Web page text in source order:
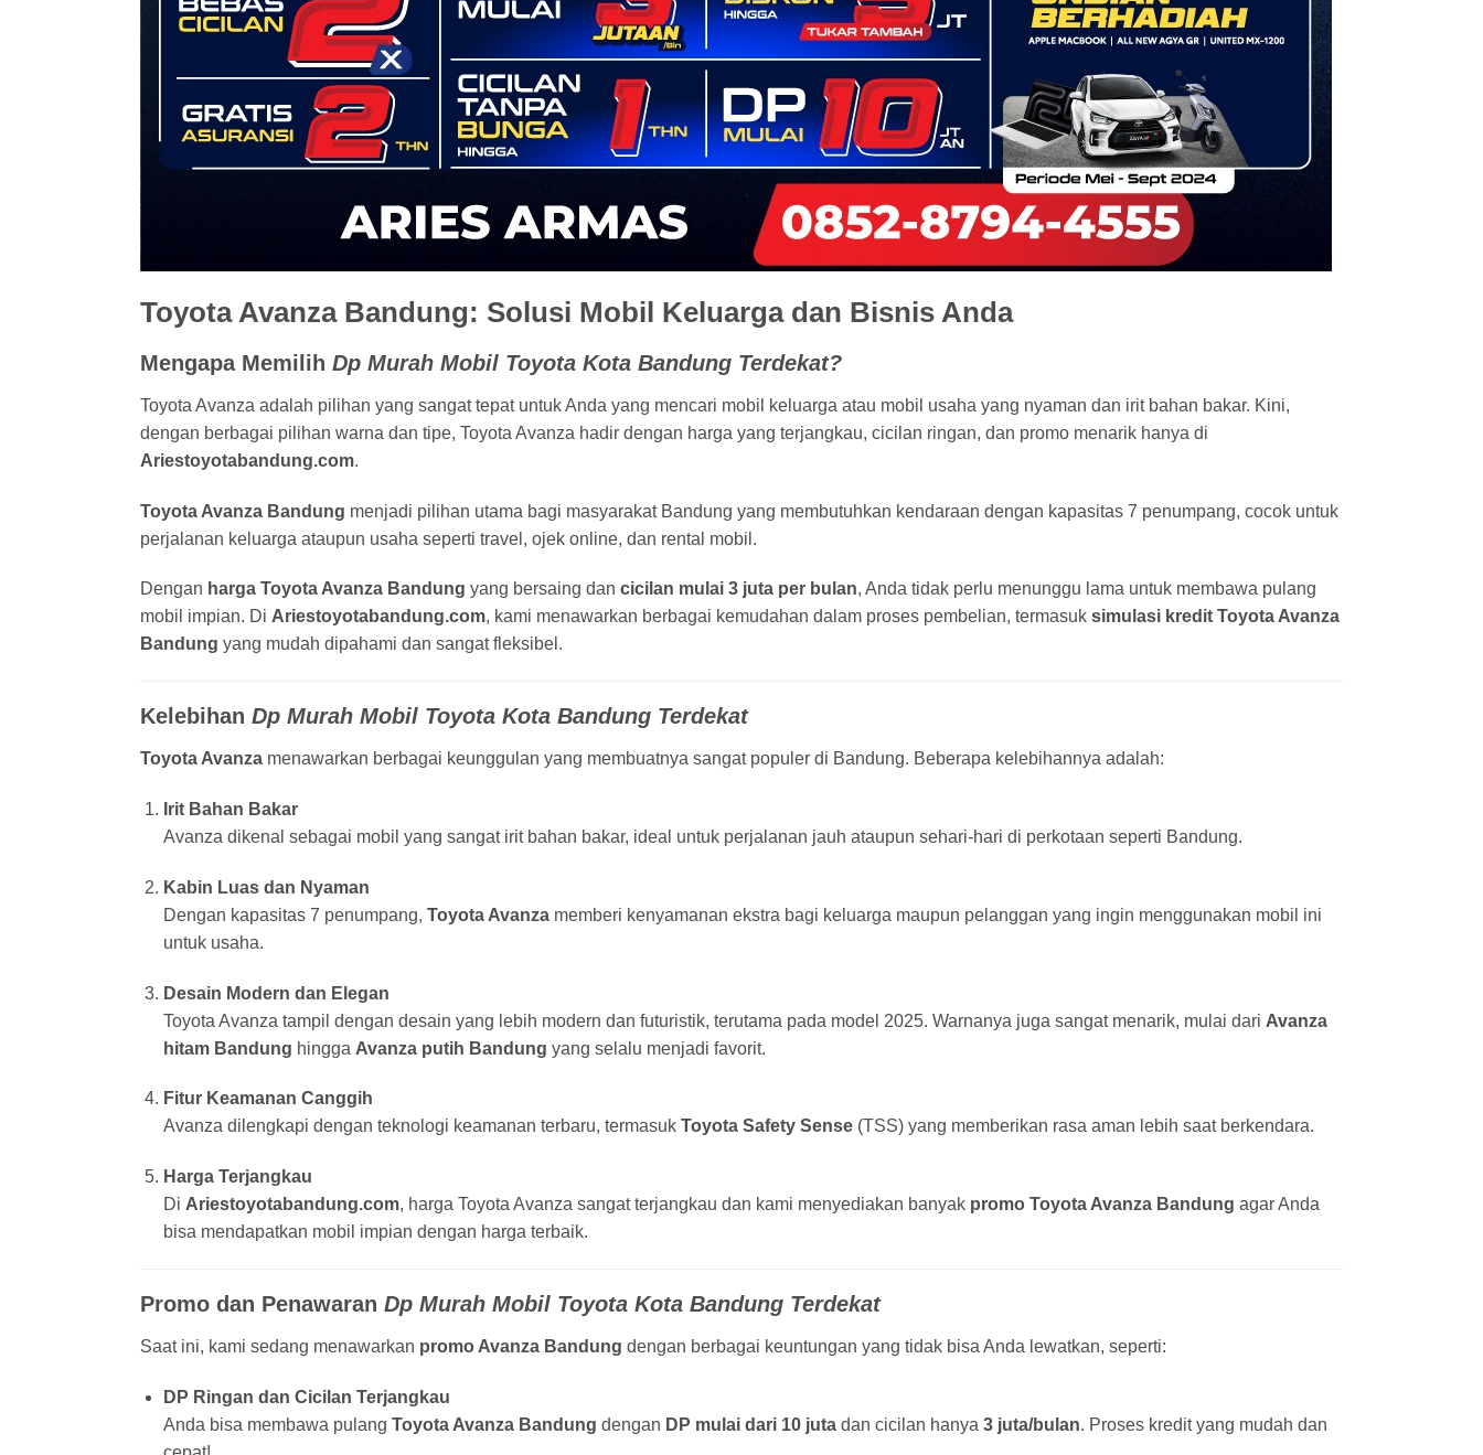
Toyota Avanza Bandung: Solusi Mobil Keluarga dan Bisnis Anda
Mengapa Memilih Dp Murah Mobil Toyota Kota Bandung Terdekat?
Toyota Avanza adalah pilihan yang sangat tepat untuk Anda yang mencari mobil keluarga atau mobil usaha yang nyaman dan irit bahan bakar. Kini,
dengan berbagai pilihan warna dan tipe, Toyota Avanza hadir dengan harga yang terjangkau, cicilan ringan, dan promo menarik hanya di
Ariestoyotabandung.com.
Toyota Avanza Bandung menjadi pilihan utama bagi masyarakat Bandung yang membutuhkan kendaraan dengan kapasitas 7 penumpang, cocok untuk
perjalanan keluarga ataupun usaha seperti travel, ojek online, dan rental mobil.
Dengan harga Toyota Avanza Bandung yang bersaing dan cicilan mulai 3 juta per bulan, Anda tidak perlu menunggu lama untuk membawa pulang
mobil impian. Di Ariestoyotabandung.com, kami menawarkan berbagai kemudahan dalam proses pembelian, termasuk simulasi kredit Toyota Avanza
Bandung yang mudah dipahami dan sangat fleksibel.
Kelebihan Dp Murah Mobil Toyota Kota Bandung Terdekat
Toyota Avanza menawarkan berbagai keunggulan yang membuatnya sangat populer di Bandung. Beberapa kelebihannya adalah:
Irit Bahan Bakar
Avanza dikenal sebagai mobil yang sangat irit bahan bakar, ideal untuk perjalanan jauh ataupun sehari-hari di perkotaan seperti Bandung.
Kabin Luas dan Nyaman
Dengan kapasitas 7 penumpang, Toyota Avanzamemberi kenyamanan ekstra bagi keluarga maupun pelanggan yang ingin menggunakan mobil ini
untuk usaha.
Desain Modern dan Elegan
Toyota Avanza tampil dengan desain yang lebih modern dan futuristik, terutama pada model 2025. Warnanya juga sangat menarik, mulai dari Avanza
hitam Bandung hingga Avanza putih Bandung yang selalu menjadi favorit.
Fitur Keamanan Canggih
Avanza dilengkapi dengan teknologi keamanan terbaru, termasuk Toyota Safety Sense(TSS) yang memberikan rasa aman lebih saat berkendara.
Harga Terjangkau
Di Ariestoyotabandung.com, harga Toyota Avanza sangat terjangkau dan kami menyediakan banyak promo Toyota Avanza Bandung agar Anda
bisa mendapatkan mobil impian dengan harga terbaik.
Promo dan Penawaran Dp Murah Mobil Toyota Kota Bandung Terdekat
Saat ini, kami sedang menawarkan promo Avanza Bandung dengan berbagai keuntungan yang tidak bisa Anda lewatkan, seperti:
DP Ringan dan Cicilan Terjangkau
Anda bisa membawa pulang Toyota Avanza Bandung dengan DP mulai dari 10 jutadan cicilan hanya 3 juta/bulan. Proses kredit yang mudah dan